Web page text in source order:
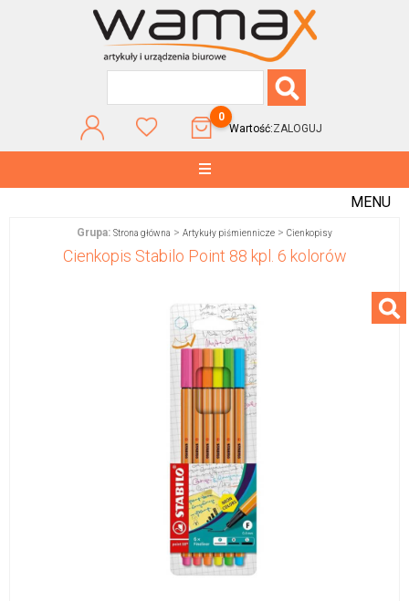
0
Wartość:ZALOGUJ
MENU
Grupa: Strona główna > Artykuły piśmiennicze > Cienkopisy
Cienkopis Stabilo Point 88 kpl. 6 kolorów